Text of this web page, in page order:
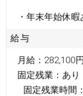
・年末年始休暇
給与
月給：282,100
固定残業：あり
固定残業時間